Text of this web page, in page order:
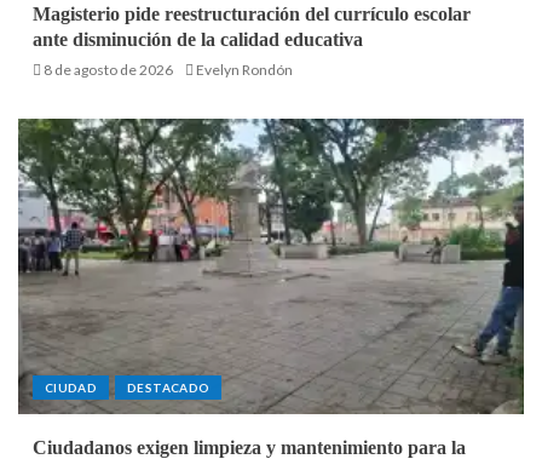
Magisterio pide reestructuración del currículo escolar
ante disminución de la calidad educativa
8 de agosto de 2026 Evelyn Rondón
CIUDAD DESTACADO
Ciudadanos exigen limpieza y mantenimiento para la